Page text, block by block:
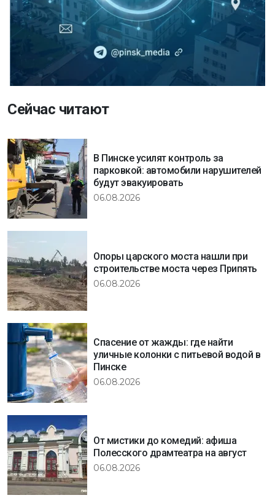
Сейчас читают
В Пинске усилят контроль за
парковкой: автомобили нарушителей
будут эвакуировать
06.08.2026
Опоры царского моста нашли при
строительстве моста через Припять
06.08.2026
Спасение от жажды: где найти
уличные колонки с питьевой водой в
Пинске
06.08.2026
От мистики до комедий: афиша
Полесского драмтеатра на август
06.08.2026